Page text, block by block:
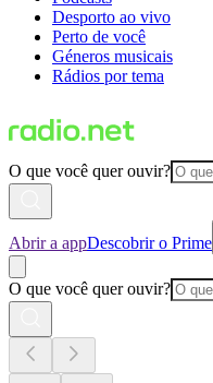
Desporto ao vivo
Perto de você
Géneros musicais
Rádios por tema
O que você quer ouvir?
Abrir a appDescobrir o Prime
O que você quer ouvir?